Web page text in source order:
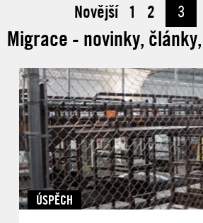
Novější 1 2 3
Migrace - novinky,
ÚSPĚCH